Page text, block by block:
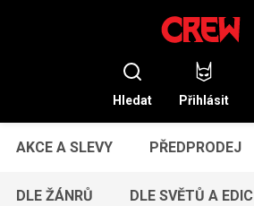
Hledat Přihlásit
AKCE A SLEVY PŘEDPRODEJ
DLE ŽÁNRŮ DLE SVĚTŮ A EDIC